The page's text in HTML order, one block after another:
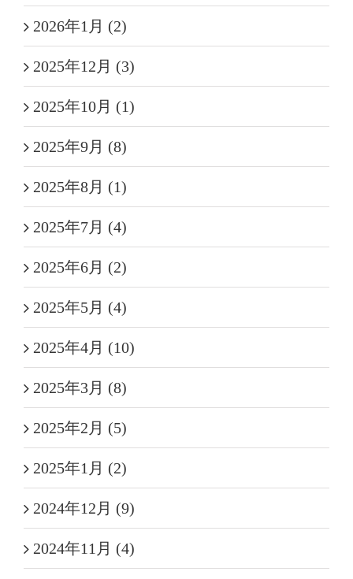
2026年1月 (2)
2025年12月 (3)
2025年10月 (1)
2025年9月 (8)
2025年8月 (1)
2025年7月 (4)
2025年6月 (2)
2025年5月 (4)
2025年4月 (10)
2025年3月 (8)
2025年2月 (5)
2025年1月 (2)
2024年12月 (9)
2024年11月 (4)